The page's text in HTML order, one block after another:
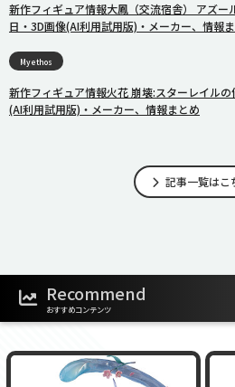
新作フィギュア情報大鳳（交流宿舎） アズー
日・3D画像(AI利用試用版)・メーカー、情報
Myethos
新作フィギュア情報火花 崩壊:スターレイル
(AI利用試用版)・メーカー、情報まとめ
記事一覧はこ
Recommend
おすすめコンテンツ